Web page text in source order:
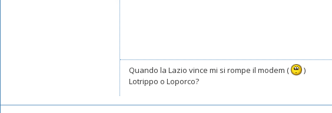
Quando la Lazio vince mi si rompe il modem (
)
Lotrippo o Loporco?